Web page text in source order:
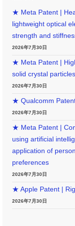
★ Meta Patent |
lightweight optical
strength and
2026年7月30日
★ Meta Patent |
solid crystal
2026年7月30日
★ Qualcomm
2026年7月30日
★ Meta Patent |
using artificial
application of
preferences
2026年7月30日
★ Apple Patent |
2026年7月30日